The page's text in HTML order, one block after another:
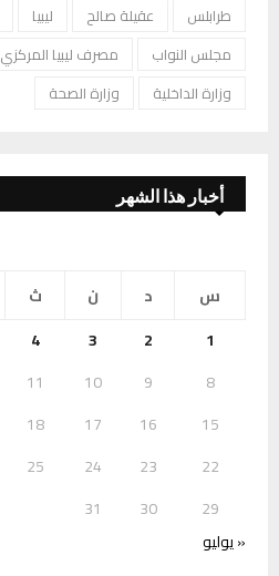
طرابلس
عقيلة صالح ليبيا
مجلس النواب
مصرف ليبيا المركزي
وزارة الداخلية
وزارة الصحة
أخبار هذا الشهر
س
د ن ث
1
2
3
4
8
9
10
11
15
16
17
18
22
23
24
25
29
30
31
« يوليو